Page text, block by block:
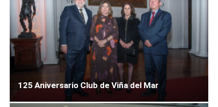
125 Aniversario Club de Viña del Mar